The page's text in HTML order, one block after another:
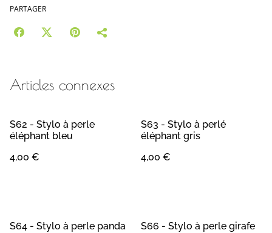
PARTAGER
Articles connexes
S62 - Stylo à perle
éléphant bleu
4,00 €
S63 - Stylo à perlé
éléphant gris
4,00 €
S64 - Stylo à perle panda
S66 - Stylo à perle girafe